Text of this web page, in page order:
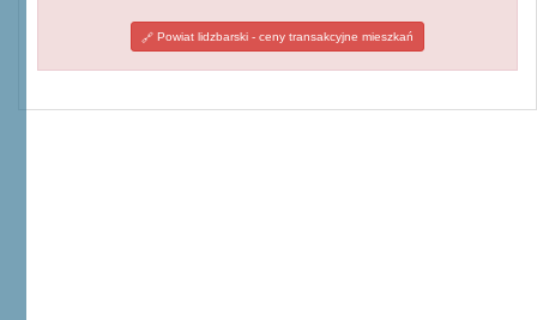
Powiat lidzbarski - ceny transakcyjne mieszkań